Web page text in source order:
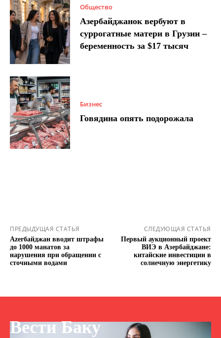
Общество
Азербайджанок вербуют в
суррогатные матери в Грузии –
беременность за $17 тысяч
Бизнес
Говядина опять подорожала
ПРЕДЫДУЩАЯ СТАТЬЯ
Аzerбайджан вводит штрафы
до 1000 манатов за
нарушения при обращении с
сточными водами
СЛЕДУЮЩАЯ СТАТЬЯ
Первый аукционный проект
ВИЭ в Азербайджане:
китайские инвестиции в
солнечную энергетику
Вести Баку